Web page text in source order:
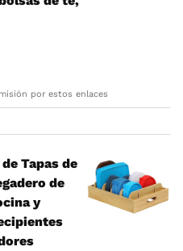
por estos enlaces
Tapas de
de
y